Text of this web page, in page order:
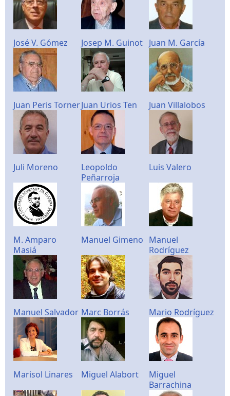
José V. Gómez Josep M. Guinot Juan M. García
Juan Peris TornerJuan Urios Ten Juan Villalobos
Juli Moreno
Leopoldo
Peñarroja
Luis Valero
M. Amparo
Masiá
Manuel Gimeno Manuel
Rodríguez
Manuel Salvador Marc Borrás Mario Rodríguez
Marisol Linares Miguel Alabort
Miguel
Barrachina